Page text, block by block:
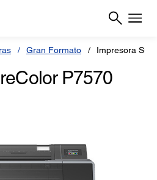
Gran Formato Impresora
P7570